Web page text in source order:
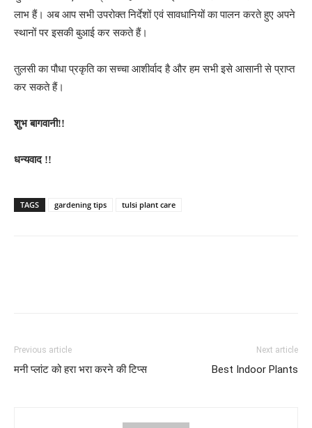
लाभ हैं। अब आप सभी उपरोक्त निर्देशों एवं सावधानियों का पालन करते हुए अपने
स्थानों पर इसकी बुआई कर सकते हैं।
तुलसी का पौधा प्रकृति का सच्चा आशीर्वाद है और हम सभी इसे आसानी से प्राप्त
कर सकते हैं।
शुभ बागवानी!!
धन्यवाद !!
TAGS gardening tips tulsi plant care
Previous article
मनी प्लांट को हरा भरा करने की टिप्स
Next article
Best Indoor Plants